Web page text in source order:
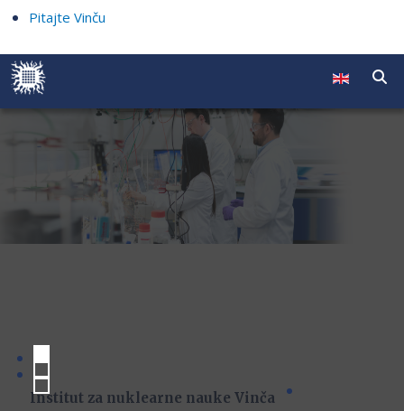
Pitajte Vinču
Institut za nuklearne nauke Vinča